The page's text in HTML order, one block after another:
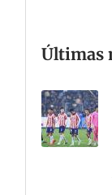
Últimas